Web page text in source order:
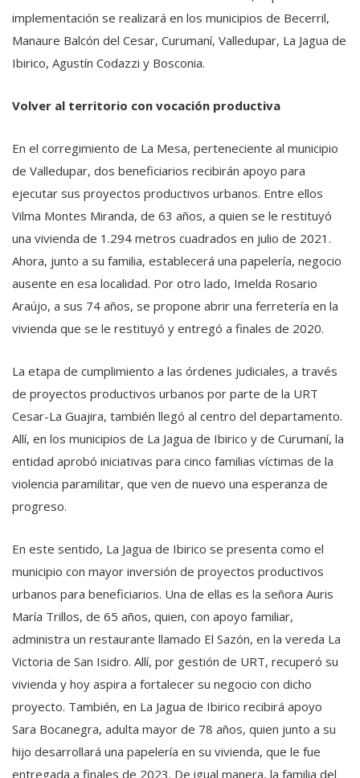
implementación se realizará en los municipios de Becerril,
Manaure Balcón del Cesar, Curumaní, Valledupar, La Jagua de
Ibirico, Agustín Codazzi y Bosconia.
Volver al territorio con vocación productiva
En el corregimiento de La Mesa, perteneciente al municipio
de Valledupar, dos beneficiarios recibirán apoyo para
ejecutar sus proyectos productivos urbanos. Entre ellos
Vilma Montes Miranda, de 63 años, a quien se le restituyó
una vivienda de 1.294 metros cuadrados en julio de 2021.
Ahora, junto a su familia, establecerá una papelería, negocio
ausente en esa localidad. Por otro lado, Imelda Rosario
Araújo, a sus 74 años, se propone abrir una ferretería en la
vivienda que se le restituyó y entregó a finales de 2020.
La etapa de cumplimiento a las órdenes judiciales, a través
de proyectos productivos urbanos por parte de la URT
Cesar-La Guajira, también llegó al centro del departamento.
Allí, en los municipios de La Jagua de Ibirico y de Curumaní, la
entidad aprobó iniciativas para cinco familias víctimas de la
violencia paramilitar, que ven de nuevo una esperanza de
progreso.
En este sentido, La Jagua de Ibirico se presenta como el
municipio con mayor inversión de proyectos productivos
urbanos para beneficiarios. Una de ellas es la señora Auris
María Trillos, de 65 años, quien, con apoyo familiar,
administra un restaurante llamado El Sazón, en la vereda La
Victoria de San Isidro. Allí, por gestión de URT, recuperó su
vivienda y hoy aspira a fortalecer su negocio con dicho
proyecto. También, en La Jagua de Ibirico recibirá apoyo
Sara Bocanegra, adulta mayor de 78 años, quien junto a su
hijo desarrollará una papelería en su vivienda, que le fue
entregada a finales de 2023. De igual manera, la familia del